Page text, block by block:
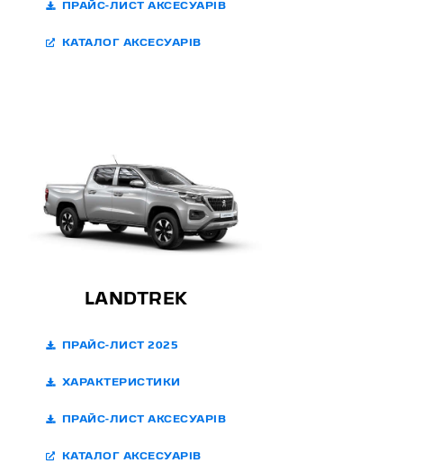
ПРАЙС-ЛИСТ АКСЕСУАРІВ
КАТАЛОГ АКСЕСУАРІВ
LANDTREK
ПРАЙС-ЛИСТ 2025
ХАРАКТЕРИСТИКИ
ПРАЙС-ЛИСТ АКСЕСУАРІВ
КАТАЛОГ АКСЕСУАРІВ